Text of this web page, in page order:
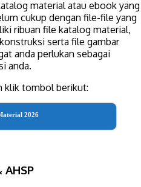
material atau ebook yang
cukup dengan file-file yang
ribuan file katalog material,
serta file gambar
anda perlukan sebagai
anda.
klik tombol berikut:
2026